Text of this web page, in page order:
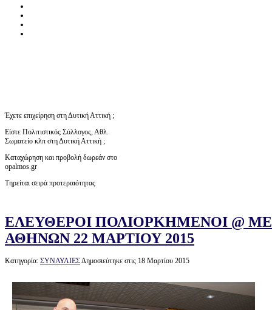
Έχετε επιχείρηση στη Δυτική Αττική ;
Είστε Πολιτιστικός Σύλλογος, Αθλ.
Σωματείο κλπ στη Δυτική Αττική ;
Καταχώρηση και προβολή δωρεάν στο
opalmos.gr
Τηρείται σειρά προτεραιότητας
ΕΛΕΥΘΕΡΟΙ ΠΟΛΙΟΡΚΗΜΕΝΟΙ @
ΑΘΗΝΩΝ 22 ΜΑΡΤΙΟΥ 2015
Κατηγορία: ΣΥΝΑΥΛΙΕΣΔημοσιεύτηκε στις 18 Μαρτίου 2015